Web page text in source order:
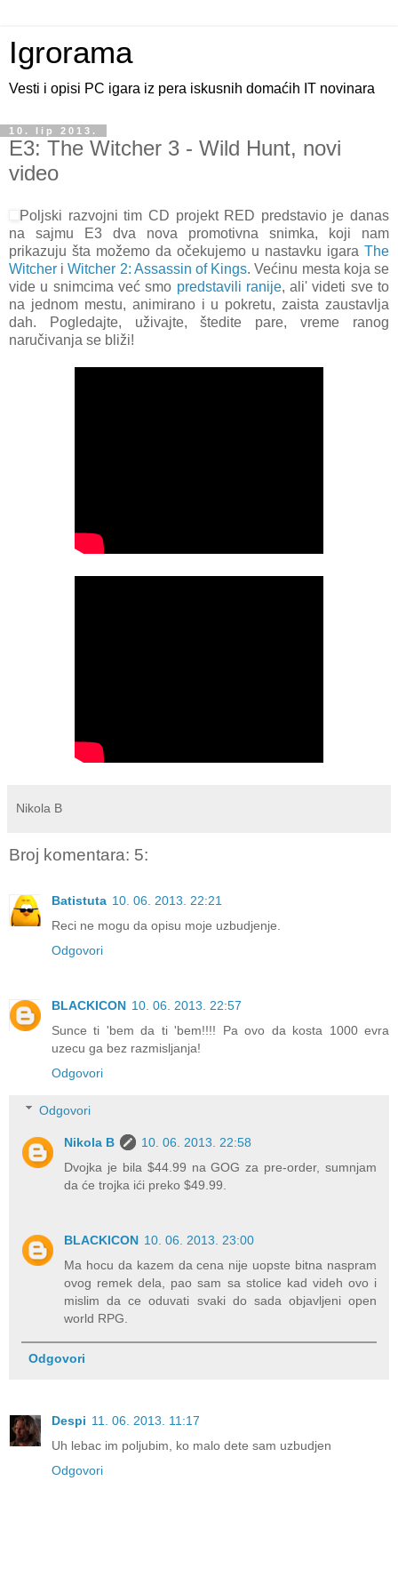
Igrorama
Vesti i opisi PC igara iz pera iskusnih domaćih IT novinara
10. lip 2013.
E3: The Witcher 3 - Wild Hunt, novi
video
Poljski razvojni tim CD projekt RED predstavio je danas
na sajmu E3 dva nova promotivna snimka, koji nam
prikazuju šta možemo da očekujemo u nastavku igara The
Witcher iWitcher 2: Assassin of Kings. Većinu mesta koja se
vide u snimcima već smo predstavili ranije, ali' videti sve to
na jednom mestu, animirano i u pokretu, zaista zaustavlja
dah. Pogledajte, uživajte, štedite pare, vreme ranog
naručivanja se bliži!
Nikola B
Broj komentara: 5:
Batistuta 10. 06. 2013. 22:21
Reci ne mogu da opisu moje uzbudjenje.
Odgovori
BLACKICON 10. 06. 2013. 22:57
Sunce ti 'bem da ti 'bem!!!! Pa ovo da kosta 1000 evra
uzecu ga bez razmisljanja!
Odgovori
Odgovori
Nikola B
10. 06. 2013. 22:58
Dvojka je bila $44.99 na GOG za pre-order, sumnjam
da će trojka ići preko $49.99.
BLACKICON 10. 06. 2013. 23:00
Ma hocu da kazem da cena nije uopste bitna naspram
ovog remek dela, pao sam sa stolice kad videh ovo i
mislim da ce oduvati svaki do sada objavljeni open
world RPG.
Odgovori
Despi 11. 06. 2013. 11:17
Uh lebac im poljubim, ko malo dete sam uzbudjen
Odgovori